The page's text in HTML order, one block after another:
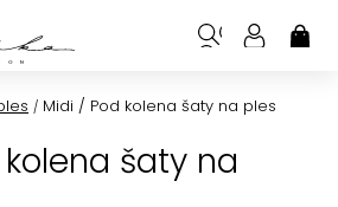
/ Midi / Pod kolena šaty na ples
šaty na